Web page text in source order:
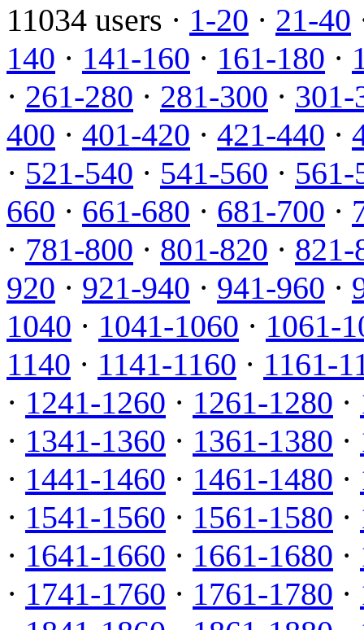
11034 users · 1-20 · 21-40
140 · 141-160 · 161-180 ·
· 261-280 · 281-300 · 301-
400 · 401-420 · 421-440 ·
· 521-540 · 541-560 · 561-
660 · 661-680 · 681-700 ·
· 781-800 · 801-820 · 821-
920 · 921-940 · 941-960 ·
1040 · 1041-1060 · 1061-
1140 · 1141-1160 · 1161-
· 1241-1260 · 1261-1280 ·
· 1341-1360 · 1361-1380 ·
· 1441-1460 · 1461-1480 ·
· 1541-1560 · 1561-1580 ·
· 1641-1660 · 1661-1680 ·
· 1741-1760 · 1761-1780 ·